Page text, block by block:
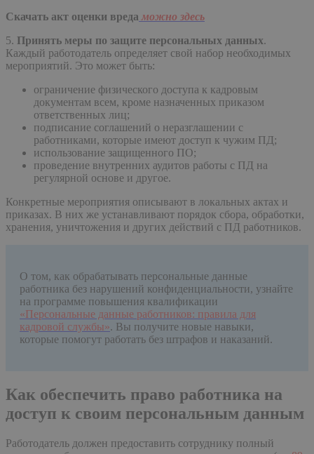
Скачать акт оценки вреда можно здесь
5. Принять меры по защите персональных данных.
Каждый работодатель определяет свой набор необходимых
мероприятий. Это может быть:
ограничение физического доступа к кадровым
документам всем, кроме назначенных приказом
ответственных лиц;
подписание соглашений о неразглашении с
работниками, которые имеют доступ к чужим ПД;
использование защищенного ПО;
проведение внутренних аудитов работы с ПД на
регулярной основе и другое.
Конкретные мероприятия описывают в локальных актах и
приказах. В них же устанавливают порядок сбора, обработки,
хранения, уничтожения и других действий с ПД работников.
О том, как обрабатывать персональные данные
работника без нарушений конфиденциальности, узнайте
на программе повышения квалификации
«Персональные данные работников: правила для
кадровой службы». Вы получите новые навыки,
которые помогут работать без штрафов и наказаний.
Как обеспечить право работника на
доступ к своим персональным данным
Работодатель должен предоставить сотруднику полный